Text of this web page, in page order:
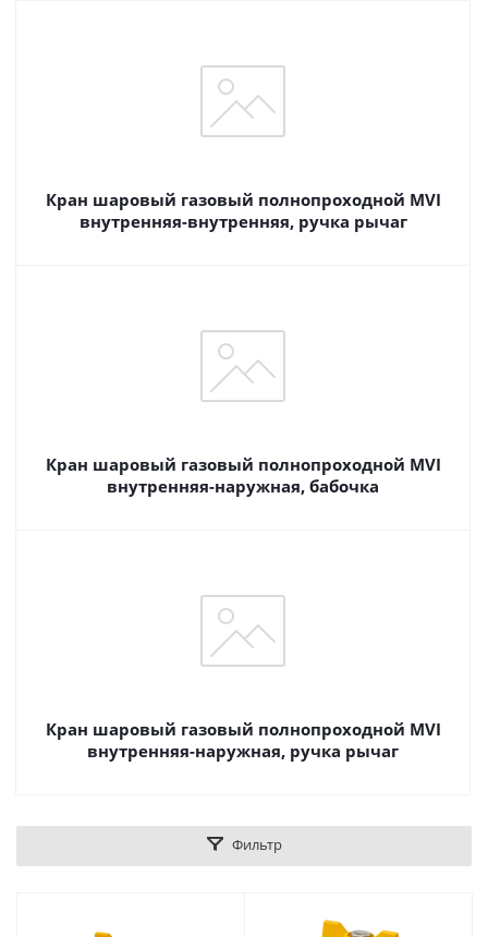
Кран шаровый газовый полнопроходной MVI
внутренняя-внутренняя, ручка рычаг
Кран шаровый газовый полнопроходной MVI
внутренняя-наружная, бабочка
Кран шаровый газовый полнопроходной MVI
внутренняя-наружная, ручка рычаг
Фильтр